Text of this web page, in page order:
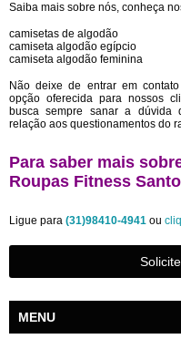
Saiba mais sobre nós, conheça
camisetas de algodão
camiseta algodão egípcio
camiseta algodão feminina
Não deixe de entrar em
opção oferecida para nossos
busca sempre sanar a dúvida
relação aos questionamentos do
Para saber mais
Roupas Fitness
Ligue para (31)98410-4941 ou
MENU